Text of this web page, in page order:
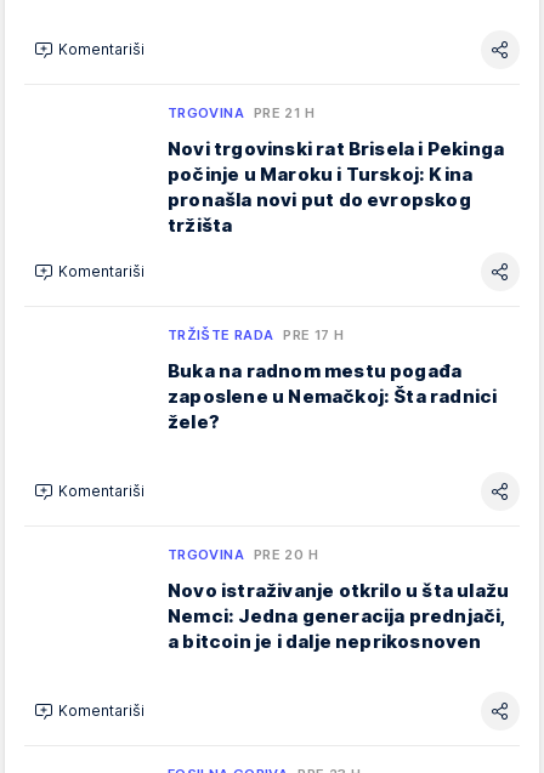
Komentariši
TRGOVINA PRE 21 H
Novi trgovinski rat Brisela i Pekinga
počinje u Maroku i Turskoj: Kina
pronašla novi put do evropskog
tržišta
Komentariši
TRŽIŠTE RADA PRE 17 H
Buka na radnom mestu pogađa
zaposlene u Nemačkoj: Šta radnici
žele?
Komentariši
TRGOVINA PRE 20 H
Novo istraživanje otkrilo u šta ulažu
Nemci: Jedna generacija prednjači,
a bitcoin je i dalje neprikosnoven
Komentariši